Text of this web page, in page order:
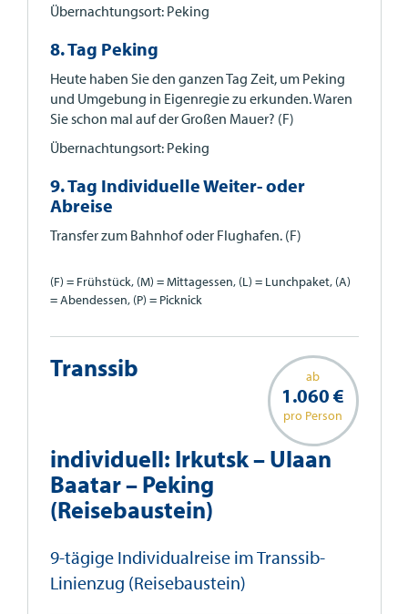
Übernachtungsort: Peking
8. Tag Peking
Heute haben Sie den ganzen Tag Zeit, um Peking
und Umgebung in Eigenregie zu erkunden. Waren
Sie schon mal auf der Großen Mauer? (F)
Übernachtungsort: Peking
9. Tag Individuelle Weiter- oder
Abreise
Transfer zum Bahnhof oder Flughafen. (F)
(F) = Frühstück, (M) = Mittagessen, (L) = Lunchpaket, (A)
= Abendessen, (P) = Picknick
ab
1.060 €
pro Person
Transsib
individuell: Irkutsk – Ulaan
Baatar – Peking
(Reisebaustein)
9-tägige Individualreise im Transsib-
Linienzug (Reisebaustein)